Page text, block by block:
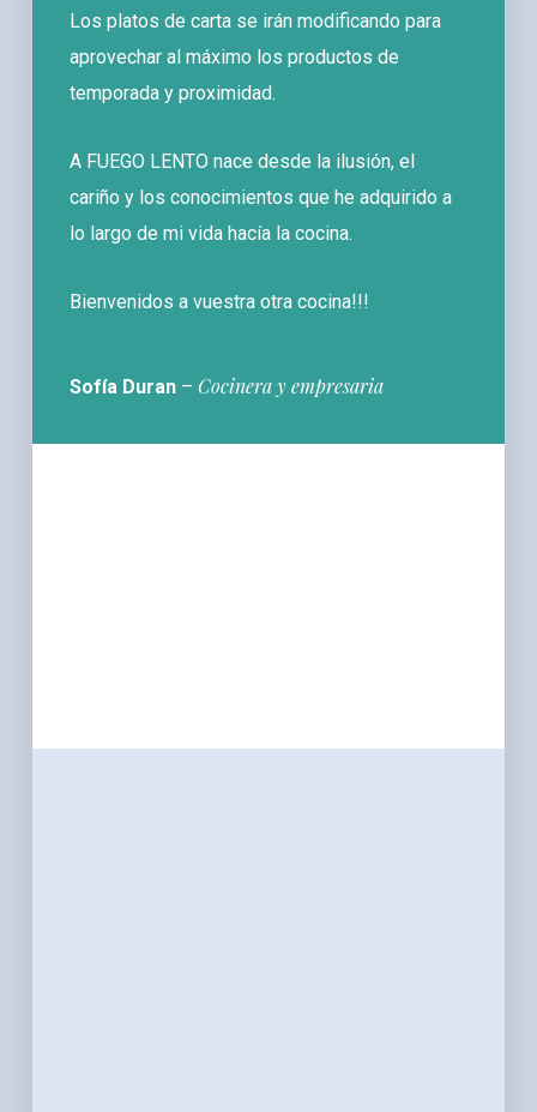
Los platos de carta se irán modificando para
aprovechar al máximo los productos de
temporada y proximidad.
A FUEGO LENTO nace desde la ilusión, el
cariño y los conocimientos que he adquirido a
lo largo de mi vida hacía la cocina.
Bienvenidos a vuestra otra cocina!!!
Sofía Duran –Cocinera y empresaria